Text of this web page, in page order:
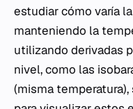
estudiar cómo varía
manteniendo la
utilizando derivadas
nivel, como las
(misma